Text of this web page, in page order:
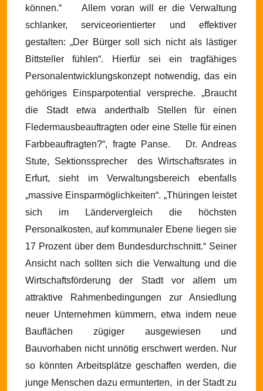
können.“
Allem voran will er die Verwaltung
schlanker, serviceorientierter und effektiver
gestalten: „Der Bürger soll sich nicht als lästiger
Bittsteller fühlen“. Hierfür sei ein tragfähiges
Personalentwicklungskonzept notwendig, das ein
gehöriges Einsparpotential verspreche. „Braucht
die Stadt etwa anderthalb Stellen für einen
Fledermausbeauftragten oder eine Stelle für einen
Farbbeauftragten?“, fragte Panse.
Dr. Andreas
Stute, Sektionssprecher
des Wirtschaftsrates in
Erfurt, sieht im Verwaltungsbereich ebenfalls
„massive Einsparmöglichkeiten“. „Thüringen leistet
sich im Ländervergleich die höchsten
Personalkosten, auf kommunaler Ebene liegen sie
17 Prozent über dem Bundesdurchschnitt.“ Seiner
Ansicht nach sollten sich die Verwaltung und die
Wirtschaftsförderung der Stadt vor allem um
attraktive Rahmenbedingungen zur Ansiedlung
neuer Unternehmen kümmern, etwa indem neue
Bauflächen zügiger ausgewiesen und
Bauvorhaben nicht unnötig erschwert werden. Nur
so könnten Arbeitsplätze geschaffen werden, die
junge Menschen dazu ermunterten, in der Stadt zu